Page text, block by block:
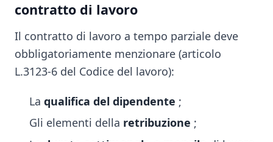
contratto di lavoro
Il contratto di lavoro a tempo parziale deve
obbligatoriamente menzionare (articolo
L.3123-6 del Codice del lavoro):
La qualifica del dipendente ;
Gli elementi della retribuzione ;